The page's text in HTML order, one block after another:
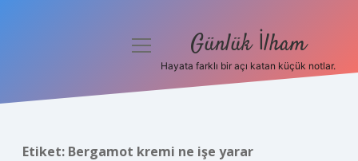
menüyü
Günlük İlham
Hayata farklı bir açı katan küçük notlar.
Etiket: Bergamot kremi ne işe yarar